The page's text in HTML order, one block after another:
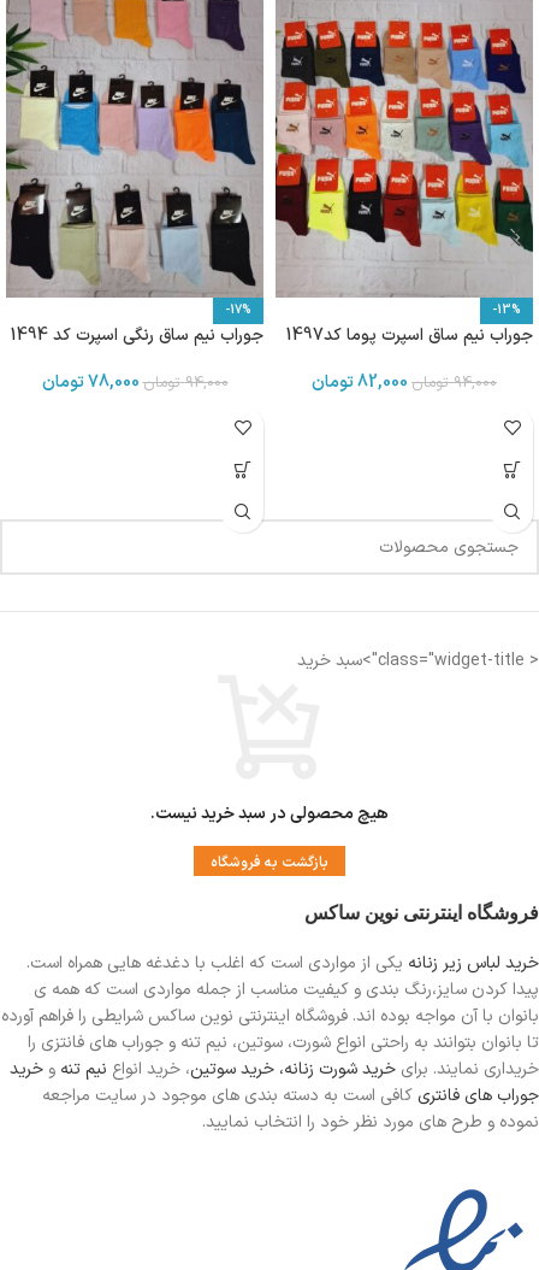
-13%
جوراب نیم ساق اسپرت پوما کد1497
94,000 تومان 82,000تومان
-17%
جوراب نیم ساق رنگی اسپرت کد 1494
94,000 تومان78,000تومان
< class="widget-title">سبد خرید
هیچ محصولی در سبد خرید نیست.
بازگشت به فروشگاه
فروشگاه اینترنتی نوین ساکس
خرید لباس زیر زنانه یکی از مواردی است که اغلب با دغدغه هایی همراه است.
پیدا کردن سایز،رنگ بندی و کیفیت مناسب از جمله مواردی است که همه ی
بانوان با آن مواجه بوده اند. فروشگاه اینترنتی نوین ساکس شرایطی را فراهم آورده
تا بانوان بتوانند به راحتی انواع شورت، سوتین، نیم تنه و جوراب های فانتزی را
خریداری نمایند. برای خرید شورت زنانه، خرید سوتین، خرید انواع نیم تنه و خرید
جوراب های فانتری کافی است به دسته بندی های موجود در سایت مراجعه
نموده و طرح های مورد نظر خود را انتخاب نمایید.